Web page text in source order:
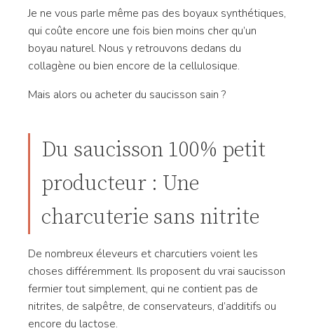
Je ne vous parle même pas des boyaux synthétiques,
qui coûte encore une fois bien moins cher qu’un
boyau naturel. Nous y retrouvons dedans du
collagène ou bien encore de la cellulosique.
Mais alors ou acheter du saucisson sain ?
Du saucisson 100% petit
producteur : Une
charcuterie sans nitrite
De nombreux éleveurs et charcutiers voient les
choses différemment. Ils proposent du vrai saucisson
fermier tout simplement, qui ne contient pas de
nitrites, de salpêtre, de conservateurs, d’additifs ou
encore du lactose.